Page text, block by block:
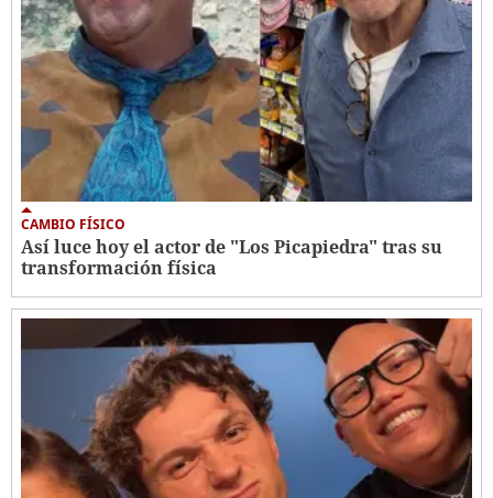
CAMBIO FÍSICO
Así luce hoy el actor de "Los Picapiedra" tras su
transformación física